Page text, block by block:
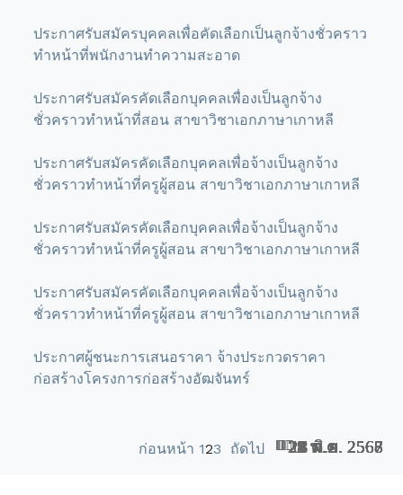
29 พ.ค. 2568
28 พ.ค. 2568
21 พ.ค. 2568
2 พ.ค. 2568
ประกาศรับสมัครบุคคลเพื่อคัดเลือกเป็นลูกจ้างชั่วคราว
ทำหน้าที่พนักงานทำความสะอาด
28 ต.ค. 2567
ประกาศรับสมัครคัดเลือกบุคคลเพื่องเป็นลูกจ้าง
ชั่วคราวทำหน้าที่สอน สาขาวิชาเอกภาษาเกาหลี
25 ต.ค. 2567
ประกาศรับสมัครคัดเลือกบุคคลเพื่อจ้างเป็นลูกจ้าง
ชั่วคราวทำหน้าที่ครูผู้สอน สาขาวิชาเอกภาษาเกาหลี
11 ก.ย. 2567
ประกาศรับสมัครคัดเลือกบุคคลเพื่อจ้างเป็นลูกจ้าง
ชั่วคราวทำหน้าที่ครูผู้สอน สาขาวิชาเอกภาษาเกาหลี
27 มิ.ย. 2567
ประกาศรับสมัครคัดเลือกบุคคลเพื่อจ้างเป็นลูกจ้าง
ชั่วคราวทำหน้าที่ครูผู้สอน สาขาวิชาเอกภาษาเกาหลี
4 มิ.ย. 2567
ประกาศผู้ชนะการเสนอราคา จ้างประกวดราคา
ก่อสร้างโครงการก่อสร้างอัฒจันทร์
18 ก.ย. 2566
ก่อนหน้า 123 ถัดไป